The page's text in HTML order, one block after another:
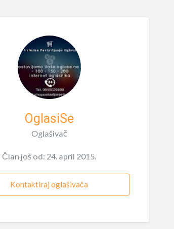
OglasiSe
Oglašivač
Član još od: 24. april 2015.
Kontaktiraj oglašivača